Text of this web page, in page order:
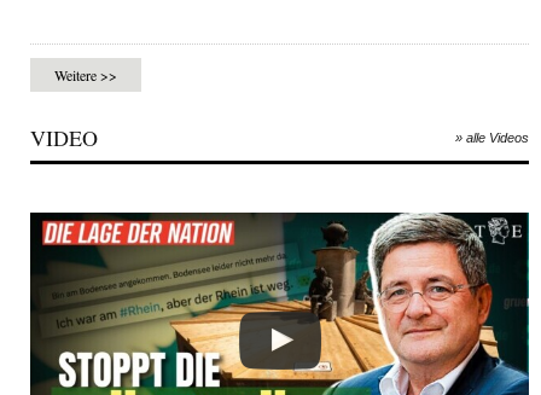
Weitere >>
VIDEO » alle Videos